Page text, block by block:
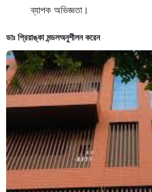
ব্যাপক অভিজ্ঞতা।
ডাঃ প্রিয়াঙ্কা মন্ডলঅনুশীলন করেন